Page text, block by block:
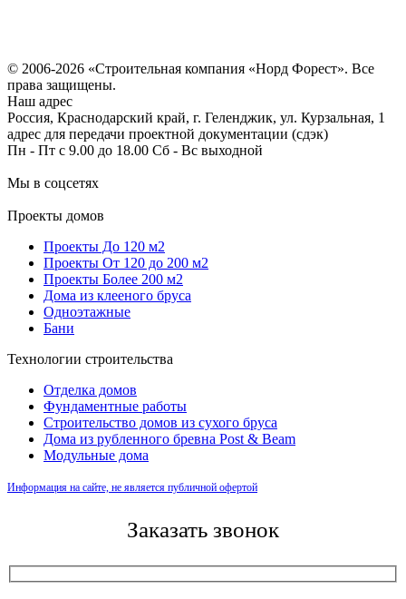
© 2006-2026 «Строительная компания «Норд Форест». Все
права защищены.
Наш адрес
Россия, Краснодарский край, г. Геленджик, ул. Курзальная, 1
адрес для передачи проектной документации (сдэк)
Пн - Пт с 9.00 до 18.00 Сб - Вс выходной
Мы в соцсетях
Проекты домов
Проекты До 120 м2
Проекты От 120 до 200 м2
Проекты Более 200 м2
Дома из клееного бруса
Одноэтажные
Бани
Технологии строительства
Отделка домов
Фундаментные работы
Строительство домов из сухого бруса
Дома из рубленного бревна Post & Beam
Модульные дома
Информация на сайте, не является публичной офертой
Заказать звонок